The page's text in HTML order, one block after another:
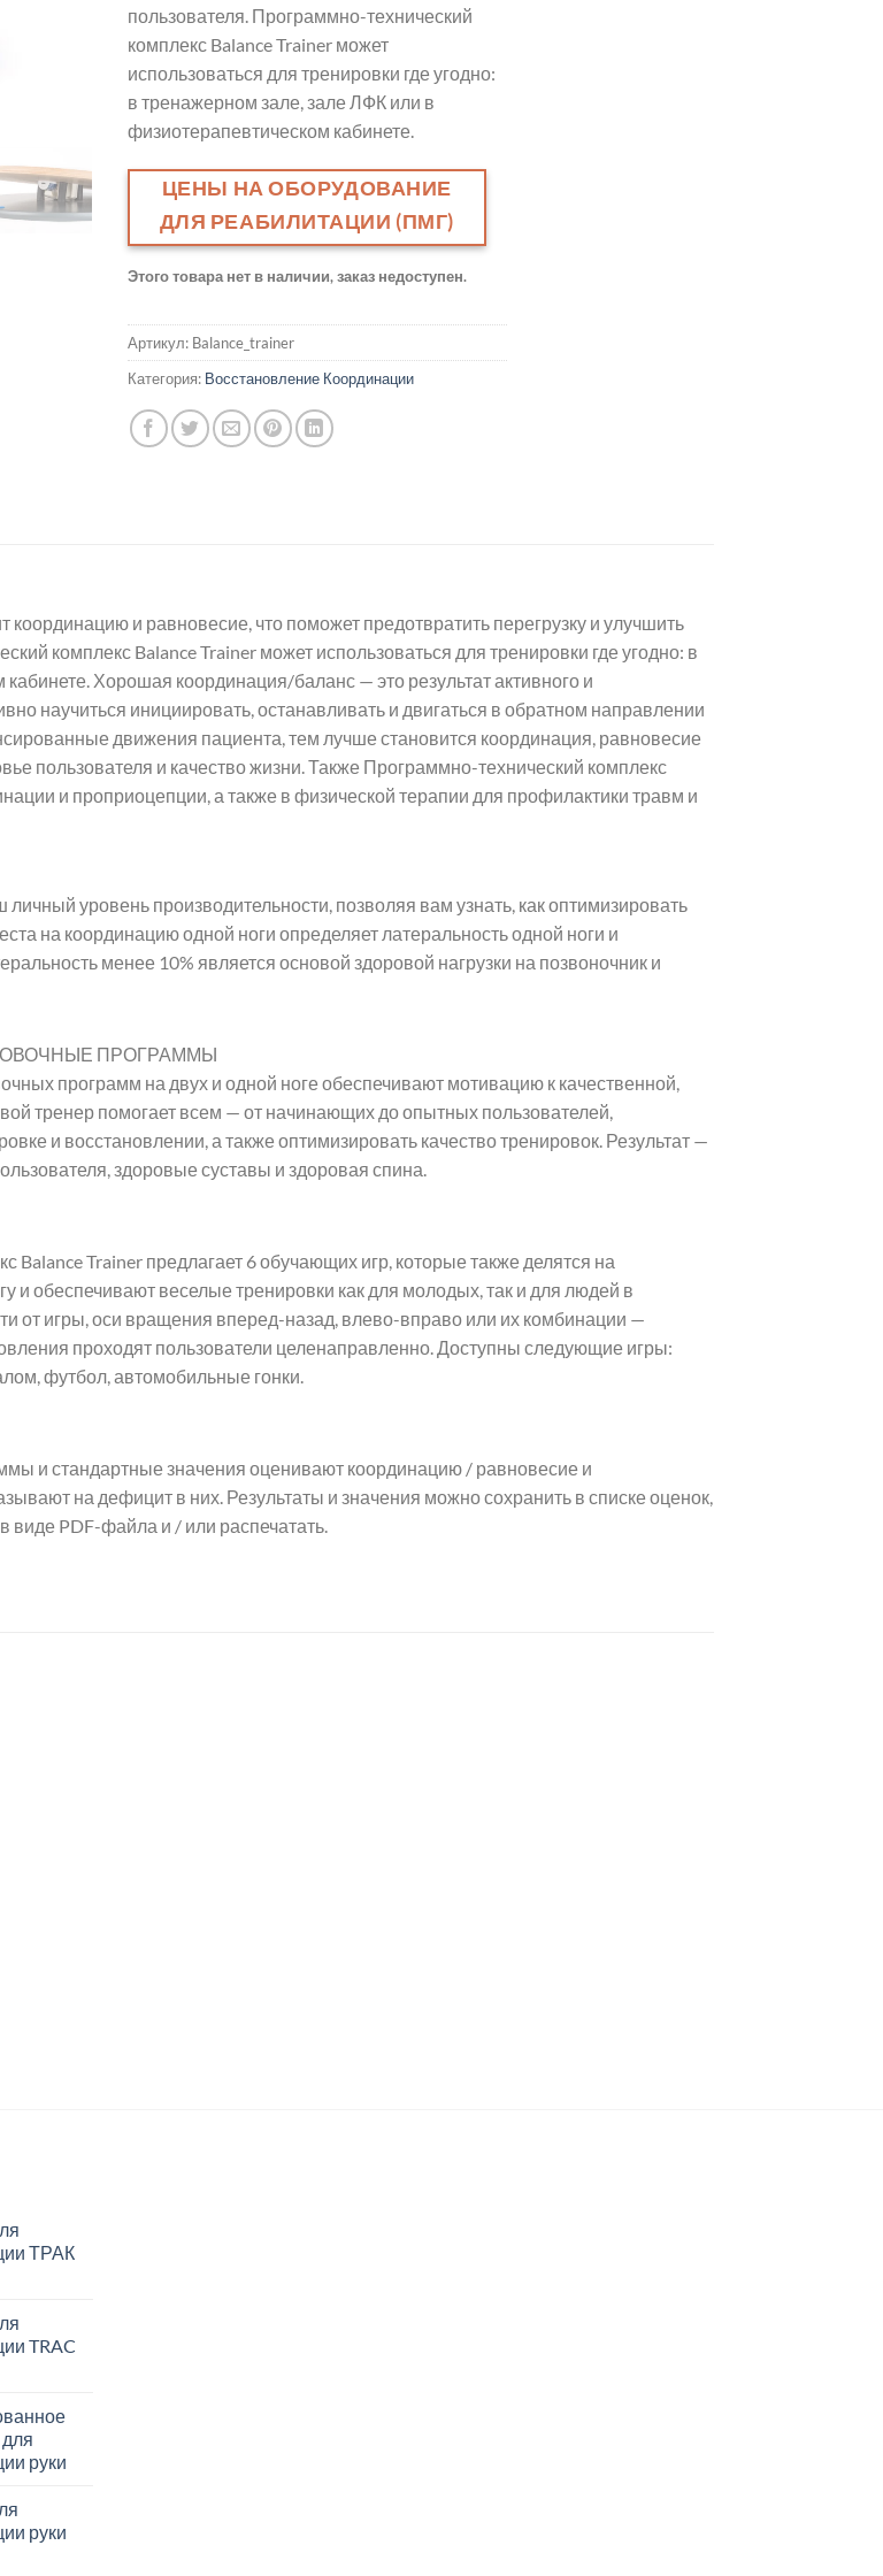
пользователя. Программно-технический
комплекс Balance Trainer может
использоваться для тренировки где угодно:
в тренажерном зале, зале ЛФК или в
физиотерапевтическом кабинете.
ЦЕНЫ НА ОБОРУДОВАНИЕ
ДЛЯ РЕАБИЛИТАЦИИ (ПМГ)
Этого товара нет в наличии, заказ недоступен.
Артикул: Balance_trainer
Категория: Восстановление Координации
и равновесие, что поможет предотвратить перегрузку и улучшить
комплекс Balance Trainer может использоваться для тренировки где угодно: в
Хорошая координация/баланс — это результат активного и
научиться инициировать, останавливать и двигаться в обратном направлении
движения пациента, тем лучше становится координация, равновесие
пользователя и качество жизни. Также Программно-технический комплекс
и проприоцепции, а также в физической терапии для профилактики травм и
уровень производительности, позволяя вам узнать, как оптимизировать
на координацию одной ноги определяет латеральность одной ноги и
менее 10% является основой здоровой нагрузки на позвоночник и
ПРОГРАММЫ
программ на двух и одной ноге обеспечивают мотивацию к качественной,
тренер помогает всем — от начинающих до опытных пользователей,
и восстановлении, а также оптимизировать качество тренировок. Результат —
здоровые суставы и здоровая спина.
Balance Trainer предлагает 6 обучающих игр, которые также делятся на
и обеспечивают веселые тренировки как для молодых, так и для людей в
от игры, оси вращения вперед-назад, влево-вправо или их комбинации —
проходят пользователи целенаправленно. Доступны следующие игры:
футбол, автомобильные гонки.
и стандартные значения оценивают координацию / равновесие и
на дефицит в них. Результаты и значения можно сохранить в списке оценок,
виде PDF-файла и / или распечатать.
ТРАК
TRAC
руки
руки